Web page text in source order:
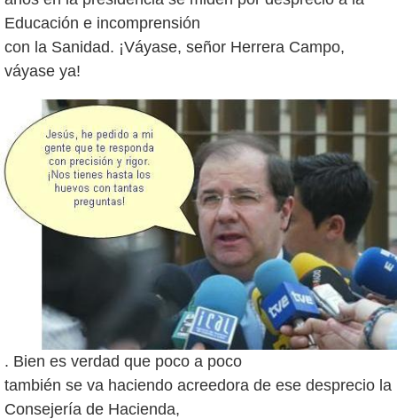
Educación e incomprensión
con la Sanidad. ¡Váyase, señor Herrera Campo,
. Bien es verdad que poco a poco
también se va haciendo acreedora de ese desprecio la
Consejería de Hacienda,